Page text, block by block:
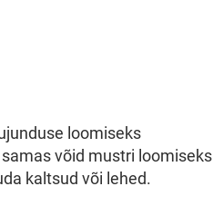
loomiseks
võid mustri loomiseks
kaltsud või lehed.